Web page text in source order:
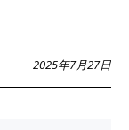
2025年7月27日